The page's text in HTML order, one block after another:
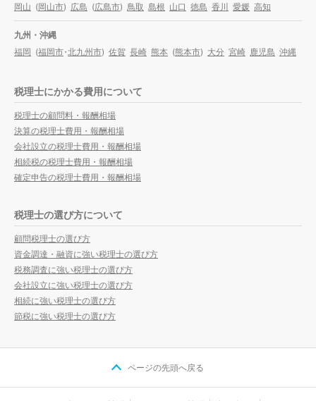
岡山 (岡山市) 広島 (広島市) 鳥取 島根 山口 徳島 香川 愛媛 高知
九州・沖縄
福岡 (福岡市・北九州市) 佐賀 長崎 熊本 (熊本市) 大分 宮崎 鹿児島 沖縄
税理士にかかる費用について
税理士の顧問料・報酬相場
決算の税理士費用・報酬相場
会社設立の税理士費用・報酬相場
相続税の税理士費用・報酬相場
確定申告の税理士費用・報酬相場
税理士の選び方について
顧問税理士の選び方
資金調達・融資に強い税理士の選び方
税務調査に強い税理士の選び方
会社設立に強い税理士の選び方
相続に強い税理士の選び方
節税に強い税理士の選び方
ページの先頭へ戻る